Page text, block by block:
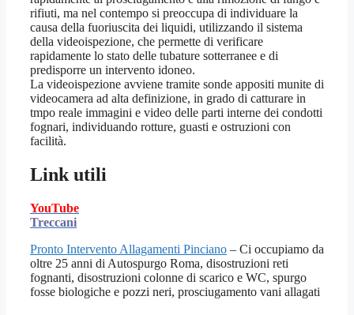
rifiuti, ma nel contempo si preoccupa di individuare la
causa della fuoriuscita dei liquidi, utilizzando il sistema
della videoispezione, che permette di verificare
rapidamente lo stato delle tubature sotterranee e di
predisporre un intervento idoneo.
La videoispezione avviene tramite sonde appositi munite di
videocamera ad alta definizione, in grado di catturare in
tmpo reale immagini e video delle parti interne dei condotti
fognari, individuando rotture, guasti e ostruzioni con
facilità.
Link utili
YouTube
Treccani
Pronto Intervento Allagamenti Pinciano – Ci occupiamo da
oltre 25 anni di Autospurgo Roma, disostruzioni reti
fognanti, disostruzioni colonne di scarico e WC, spurgo
fosse biologiche e pozzi neri, prosciugamento vani allagati